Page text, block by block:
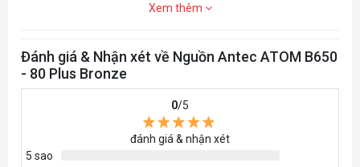
- 3 x Molex
Xem thêm
Đánh giá & Nhận xét về Nguồn Antec ATOM B650
- 80 Plus Bronze
0/5
đánh giá & nhận xét
5 sao